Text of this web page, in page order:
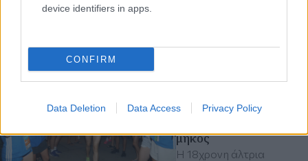
device identifiers in apps.
CONFIRM
Data Deletion Data Access Privacy Policy
Ασημένιο μετάλλιο η
μήκος
Η 18χρονη άλτρια